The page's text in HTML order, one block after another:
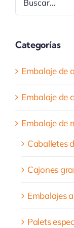
Categorías
Embalaje de
Embalaje de
Embalaje de
Caballetes
Cajones
Embalajes
Palets